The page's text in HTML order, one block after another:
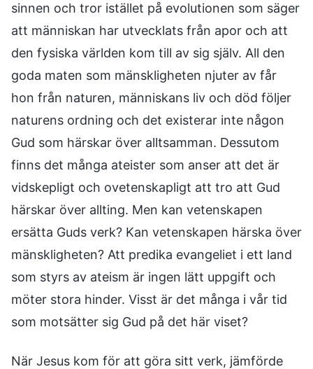
sinnen och tror istället på evolutionen som säger
att människan har utvecklats från apor och att
den fysiska världen kom till av sig själv. All den
goda maten som mänskligheten njuter av får
hon från naturen, människans liv och död följer
naturens ordning och det existerar inte någon
Gud som härskar över alltsamman. Dessutom
finns det många ateister som anser att det är
vidskepligt och ovetenskapligt att tro att Gud
härskar över allting. Men kan vetenskapen
ersätta Guds verk? Kan vetenskapen härska över
mänskligheten? Att predika evangeliet i ett land
som styrs av ateism är ingen lätt uppgift och
möter stora hinder. Visst är det många i vår tid
som motsätter sig Gud på det här viset?
När Jesus kom för att göra sitt verk, jämförde